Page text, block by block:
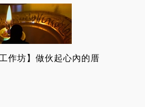
作坊】做伙起心內的厝